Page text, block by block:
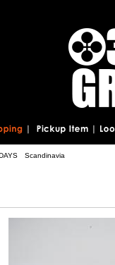
Scandinavia